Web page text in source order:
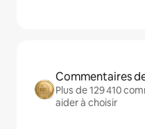
Commentaires
Plus de 129 410
aider à choisir